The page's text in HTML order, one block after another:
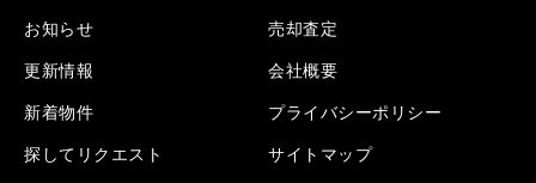
お知らせ
更新情報
新着物件
探してリクエスト
売却査定
会社概要
プライバシーポリシー
サイトマップ